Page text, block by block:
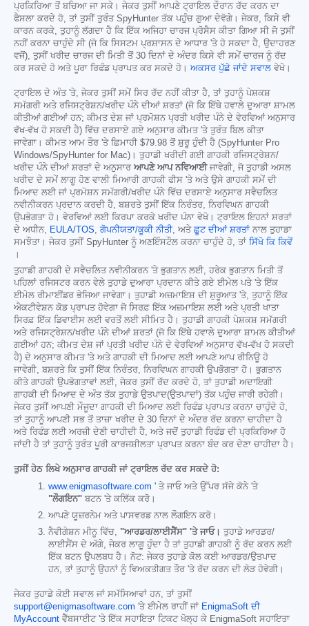
ਪ੍ਰਕਿਰਿਆ ਤੋਂ ਬਚਿਆ ਜਾ ਸਕੇ। ਜੇਕਰ ਤੁਸੀਂ ਆਪਣੇ ਟ੍ਰਾਇਲ ਦੌਰਾਨ ਰੱਦ ਕਰਨ ਦਾ
ਫੈਸਲਾ ਕਰਦੇ ਹੋ, ਤਾਂ ਤੁਸੀਂ ਤੁਰੰਤ SpyHunter ਤੱਕ ਪਹੁੰਚ ਗੁਆ ਦੇਵੋਗੇ। ਜੇਕਰ, ਕਿਸੇ ਵੀ
ਕਾਰਨ ਕਰਕੇ, ਤੁਹਾਨੂੰ ਲੱਗਦਾ ਹੈ ਕਿ ਇੱਕ ਅਜਿਹਾ ਚਾਰਜ ਪ੍ਰੋਸੈਸ ਕੀਤਾ ਗਿਆ ਸੀ ਜੋ ਤੁਸੀਂ
ਨਹੀਂ ਕਰਨਾ ਚਾਹੁੰਦੇ ਸੀ (ਜੋ ਕਿ ਸਿਸਟਮ ਪ੍ਰਸ਼ਾਸਨ ਦੇ ਆਧਾਰ 'ਤੇ ਹੋ ਸਕਦਾ ਹੈ, ਉਦਾਹਰਣ
ਵਜੋਂ), ਤੁਸੀਂ ਖਰੀਦ ਚਾਰਜ ਦੀ ਮਿਤੀ ਤੋਂ 30 ਦਿਨਾਂ ਦੇ ਅੰਦਰ ਕਿਸੇ ਵੀ ਸਮੇਂ ਚਾਰਜ ਨੂੰ ਰੱਦ
ਕਰ ਸਕਦੇ ਹੋ ਅਤੇ ਪੂਰਾ ਰਿਫੰਡ ਪ੍ਰਾਪਤ ਕਰ ਸਕਦੇ ਹੋ। ਅਕਸਰ ਪੁੱਛੇ ਜਾਂਦੇ ਸਵਾਲ ਵੇਖੋ।
ਟ੍ਰਾਇਲ ਦੇ ਅੰਤ 'ਤੇ, ਜੇਕਰ ਤੁਸੀਂ ਸਮੇਂ ਸਿਰ ਰੱਦ ਨਹੀਂ ਕੀਤਾ ਹੈ, ਤਾਂ ਤੁਹਾਨੂੰ ਪੇਸ਼ਕਸ਼
ਸਮੱਗਰੀ ਅਤੇ ਰਜਿਸਟ੍ਰੇਸ਼ਨ/ਖਰੀਦ ਪੰਨੇ ਦੀਆਂ ਸ਼ਰਤਾਂ (ਜੋ ਕਿ ਇੱਥੇ ਹਵਾਲੇ ਦੁਆਰਾ ਸ਼ਾਮਲ
ਕੀਤੀਆਂ ਗਈਆਂ ਹਨ; ਕੀਮਤ ਦੇਸ਼ ਜਾਂ ਪ੍ਰਮੋਸ਼ਨ ਪ੍ਰਤੀ ਖਰੀਦ ਪੰਨੇ ਦੇ ਵੇਰਵਿਆਂ ਅਨੁਸਾਰ
ਵੱਖ-ਵੱਖ ਹੋ ਸਕਦੀ ਹੈ) ਵਿੱਚ ਦਰਸਾਏ ਗਏ ਅਨੁਸਾਰ ਕੀਮਤ 'ਤੇ ਤੁਰੰਤ ਬਿਲ ਕੀਤਾ
ਜਾਵੇਗਾ। ਕੀਮਤ ਆਮ ਤੌਰ 'ਤੇ ਛਿਮਾਹੀ $79.98 ਤੋਂ ਸ਼ੁਰੂ ਹੁੰਦੀ ਹੈ (SpyHunter Pro
Windows/SpyHunter for Mac)। ਤੁਹਾਡੀ ਖਰੀਦੀ ਗਈ ਗਾਹਕੀ ਰਜਿਸਟ੍ਰੇਸ਼ਨ/
ਖਰੀਦ ਪੰਨੇ ਦੀਆਂ ਸ਼ਰਤਾਂ ਦੇ ਅਨੁਸਾਰ ਆਪਣੇ ਆਪ ਨਵਿਆਈਜਾਵੇਗੀ, ਜੋ ਤੁਹਾਡੀ ਅਸਲ
ਖਰੀਦ ਦੇ ਸਮੇਂ ਲਾਗੂ ਹੋਣ ਵਾਲੀ ਮਿਆਰੀ ਗਾਹਕੀ ਫੀਸ 'ਤੇ ਅਤੇ ਉਸੇ ਗਾਹਕੀ ਸਮੇਂ ਦੀ
ਮਿਆਦ ਲਈ ਜਾਂ ਪ੍ਰਮੋਸ਼ਨ ਸਮੱਗਰੀ/ਖਰੀਦ ਪੰਨੇ ਵਿੱਚ ਦਰਸਾਏ ਅਨੁਸਾਰ ਸਵੈਚਲਿਤ
ਨਵੀਨੀਕਰਨ ਪ੍ਰਦਾਨ ਕਰਦੀ ਹੈ, ਬਸ਼ਰਤੇ ਤੁਸੀਂ ਇੱਕ ਨਿਰੰਤਰ, ਨਿਰਵਿਘਨ ਗਾਹਕੀ
ਉਪਭੋਗਤਾ ਹੋ। ਵੇਰਵਿਆਂ ਲਈ ਕਿਰਪਾ ਕਰਕੇ ਖਰੀਦ ਪੰਨਾ ਵੇਖੋ। ਟ੍ਰਾਇਲ ਇਹਨਾਂ ਸ਼ਰਤਾਂ
ਦੇ ਅਧੀਨ, EULA/TOS, ਗੋਪਨੀਯਤਾ/ਕੂਕੀ ਨੀਤੀ, ਅਤੇ ਛੂਟ ਦੀਆਂ ਸ਼ਰਤਾਂ ਨਾਲ ਤੁਹਾਡਾ
ਸਮਝੌਤਾ। ਜੇਕਰ ਤੁਸੀਂ SpyHunter ਨੂੰ ਅਣਇੰਸਟੌਲ ਕਰਨਾ ਚਾਹੁੰਦੇ ਹੋ, ਤਾਂ ਸਿੱਖੋ ਕਿ ਕਿਵੇਂ
।
ਤੁਹਾਡੀ ਗਾਹਕੀ ਦੇ ਸਵੈਚਲਿਤ ਨਵੀਨੀਕਰਨ 'ਤੇ ਭੁਗਤਾਨ ਲਈ, ਹਰੇਕ ਭੁਗਤਾਨ ਮਿਤੀ ਤੋਂ
ਪਹਿਲਾਂ ਰਜਿਸਟਰ ਕਰਨ ਵੇਲੇ ਤੁਹਾਡੇ ਦੁਆਰਾ ਪ੍ਰਦਾਨ ਕੀਤੇ ਗਏ ਈਮੇਲ ਪਤੇ 'ਤੇ ਇੱਕ
ਈਮੇਲ ਰੀਮਾਈਂਡਰ ਭੇਜਿਆ ਜਾਵੇਗਾ। ਤੁਹਾਡੀ ਅਜ਼ਮਾਇਸ਼ ਦੀ ਸ਼ੁਰੂਆਤ 'ਤੇ, ਤੁਹਾਨੂੰ ਇੱਕ
ਐਕਟੀਵੇਸ਼ਨ ਕੋਡ ਪ੍ਰਾਪਤ ਹੋਵੇਗਾ ਜੋ ਸਿਰਫ਼ ਇੱਕ ਅਜ਼ਮਾਇਸ਼ ਲਈ ਅਤੇ ਪ੍ਰਤੀ ਖਾਤਾ
ਸਿਰਫ਼ ਇੱਕ ਡਿਵਾਈਸ ਲਈ ਵਰਤੋਂ ਲਈ ਸੀਮਿਤ ਹੈ। ਤੁਹਾਡੀ ਗਾਹਕੀ ਪੇਸ਼ਕਸ਼ ਸਮੱਗਰੀ
ਅਤੇ ਰਜਿਸਟ੍ਰੇਸ਼ਨ/ਖਰੀਦ ਪੰਨੇ ਦੀਆਂ ਸ਼ਰਤਾਂ (ਜੋ ਕਿ ਇੱਥੇ ਹਵਾਲੇ ਦੁਆਰਾ ਸ਼ਾਮਲ ਕੀਤੀਆਂ
ਗਈਆਂ ਹਨ; ਕੀਮਤ ਦੇਸ਼ ਜਾਂ ਪ੍ਰਤੀ ਖਰੀਦ ਪੰਨੇ ਦੇ ਵੇਰਵਿਆਂ ਅਨੁਸਾਰ ਵੱਖ-ਵੱਖ ਹੋ ਸਕਦੀ
ਹੈ) ਦੇ ਅਨੁਸਾਰ ਕੀਮਤ 'ਤੇ ਅਤੇ ਗਾਹਕੀ ਦੀ ਮਿਆਦ ਲਈ ਆਪਣੇ ਆਪ ਰੀਨਿਊ ਹੋ
ਜਾਵੇਗੀ, ਬਸ਼ਰਤੇ ਕਿ ਤੁਸੀਂ ਇੱਕ ਨਿਰੰਤਰ, ਨਿਰਵਿਘਨ ਗਾਹਕੀ ਉਪਭੋਗਤਾ ਹੋ। ਭੁਗਤਾਨ
ਕੀਤੇ ਗਾਹਕੀ ਉਪਭੋਗਤਾਵਾਂ ਲਈ, ਜੇਕਰ ਤੁਸੀਂ ਰੱਦ ਕਰਦੇ ਹੋ, ਤਾਂ ਤੁਹਾਡੀ ਅਦਾਇਗੀ
ਗਾਹਕੀ ਦੀ ਮਿਆਦ ਦੇ ਅੰਤ ਤੱਕ ਤੁਹਾਡੇ ਉਤਪਾਦ(ਉਤਪਾਦਾਂ) ਤੱਕ ਪਹੁੰਚ ਜਾਰੀ ਰਹੇਗੀ।
ਜੇਕਰ ਤੁਸੀਂ ਆਪਣੀ ਮੌਜੂਦਾ ਗਾਹਕੀ ਦੀ ਮਿਆਦ ਲਈ ਰਿਫੰਡ ਪ੍ਰਾਪਤ ਕਰਨਾ ਚਾਹੁੰਦੇ ਹੋ,
ਤਾਂ ਤੁਹਾਨੂੰ ਆਪਣੀ ਸਭ ਤੋਂ ਤਾਜ਼ਾ ਖਰੀਦ ਦੇ 30 ਦਿਨਾਂ ਦੇ ਅੰਦਰ ਰੱਦ ਕਰਨਾ ਚਾਹੀਦਾ ਹੈ
ਅਤੇ ਰਿਫੰਡ ਲਈ ਅਰਜ਼ੀ ਦੇਣੀ ਚਾਹੀਦੀ ਹੈ, ਅਤੇ ਜਦੋਂ ਤੁਹਾਡੀ ਰਿਫੰਡ ਦੀ ਪ੍ਰਕਿਰਿਆ ਹੋ
ਜਾਂਦੀ ਹੈ ਤਾਂ ਤੁਹਾਨੂੰ ਤੁਰੰਤ ਪੂਰੀ ਕਾਰਜਸ਼ੀਲਤਾ ਪ੍ਰਾਪਤ ਕਰਨਾ ਬੰਦ ਕਰ ਦੇਣਾ ਚਾਹੀਦਾ ਹੈ।
ਤੁਸੀਂ ਹੇਠ ਲਿਖੇ ਅਨੁਸਾਰ ਗਾਹਕੀ ਜਾਂ ਟ੍ਰਾਇਲ ਰੱਦ ਕਰ ਸਕਦੇ ਹੋ:
www.enigmasoftware.com ' ਤੇ ਜਾਓ ਅਤੇ ਉੱਪਰ ਸੱਜੇ ਕੋਨੇ 'ਤੇ
"ਲੌਗਇਨ" ਬਟਨ 'ਤੇ ਕਲਿੱਕ ਕਰੋ।
ਆਪਣੇ ਯੂਜ਼ਰਨੇਮ ਅਤੇ ਪਾਸਵਰਡ ਨਾਲ ਲੌਗਇਨ ਕਰੋ।
ਨੈਵੀਗੇਸ਼ਨ ਮੀਨੂ ਵਿੱਚ, "ਆਰਡਰ/ਲਾਈਸੈਂਸ" 'ਤੇ ਜਾਓ। ਤੁਹਾਡੇ ਆਰਡਰ/
ਲਾਈਸੈਂਸ ਦੇ ਅੱਗੇ, ਜੇਕਰ ਲਾਗੂ ਹੁੰਦਾ ਹੈ ਤਾਂ ਤੁਹਾਡੀ ਗਾਹਕੀ ਨੂੰ ਰੱਦ ਕਰਨ ਲਈ
ਇੱਕ ਬਟਨ ਉਪਲਬਧ ਹੈ। ਨੋਟ: ਜੇਕਰ ਤੁਹਾਡੇ ਕੋਲ ਕਈ ਆਰਡਰ/ਉਤਪਾਦ
ਹਨ, ਤਾਂ ਤੁਹਾਨੂੰ ਉਹਨਾਂ ਨੂੰ ਵਿਅਕਤੀਗਤ ਤੌਰ 'ਤੇ ਰੱਦ ਕਰਨ ਦੀ ਲੋੜ ਹੋਵੇਗੀ।
ਜੇਕਰ ਤੁਹਾਡੇ ਕੋਈ ਸਵਾਲ ਜਾਂ ਸਮੱਸਿਆਵਾਂ ਹਨ, ਤਾਂ ਤੁਸੀਂ
support@enigmasoftware.com 'ਤੇ ਈਮੇਲ ਰਾਹੀਂ ਜਾਂ EnigmaSoft ਦੀ
MyAccount ਵੈੱਬਸਾਈਟ 'ਤੇ ਇੱਕ ਸਹਾਇਤਾ ਟਿਕਟ ਖੋਲ੍ਹ ਕੇ EnigmaSoft ਸਹਾਇਤਾ